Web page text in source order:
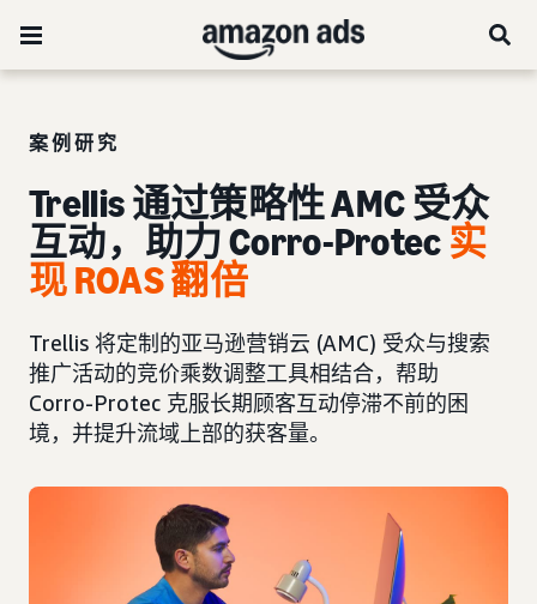
案例研究
Trellis 通过策略性 AMC 受众
互动，助力 Corro-Protec 实
现 ROAS 翻倍
Trellis 将定制的亚马逊营销云 (AMC) 受众与搜索
推广活动的竞价乘数调整工具相结合，帮助
Corro-Protec 克服长期顾客互动停滞不前的困
境，并提升流域上部的获客量。